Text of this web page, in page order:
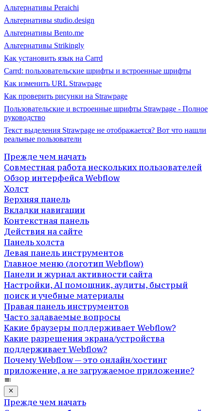
Альтернативы Peraichi
Альтернативы studio.design
Альтернативы Bento.me
Альтернативы Strikingly
Как установить язык на Carrd
Carrd: пользовательские шрифты и встроенные шрифты
Как изменить URL Strawpage
Как проверить рисунки на Strawpage
Пользовательские и встроенные шрифты Strawpage - Полное
руководство
Текст выделения Strawpage не отображается? Вот что нашли
реальные пользователи
Прежде чем начать
Совместная работа нескольких пользователей
Обзор интерфейса Webflow
Холст
Верхняя панель
Вкладки навигации
Контекстная панель
Действия на сайте
Панель холста
Левая панель инструментов
Главное меню (логотип Webflow)
Панели и журнал активности сайта
Настройки, AI помощник, аудиты, быстрый
поиск и учебные материалы
Правая панель инструментов
Часто задаваемые вопросы
Какие браузеры поддерживает Webflow?
Какие разрешения экрана/устройства
поддерживает Webflow?
Почему Webflow — это онлайн/хостинг
приложение, а не загружаемое приложение?
Прежде чем начать